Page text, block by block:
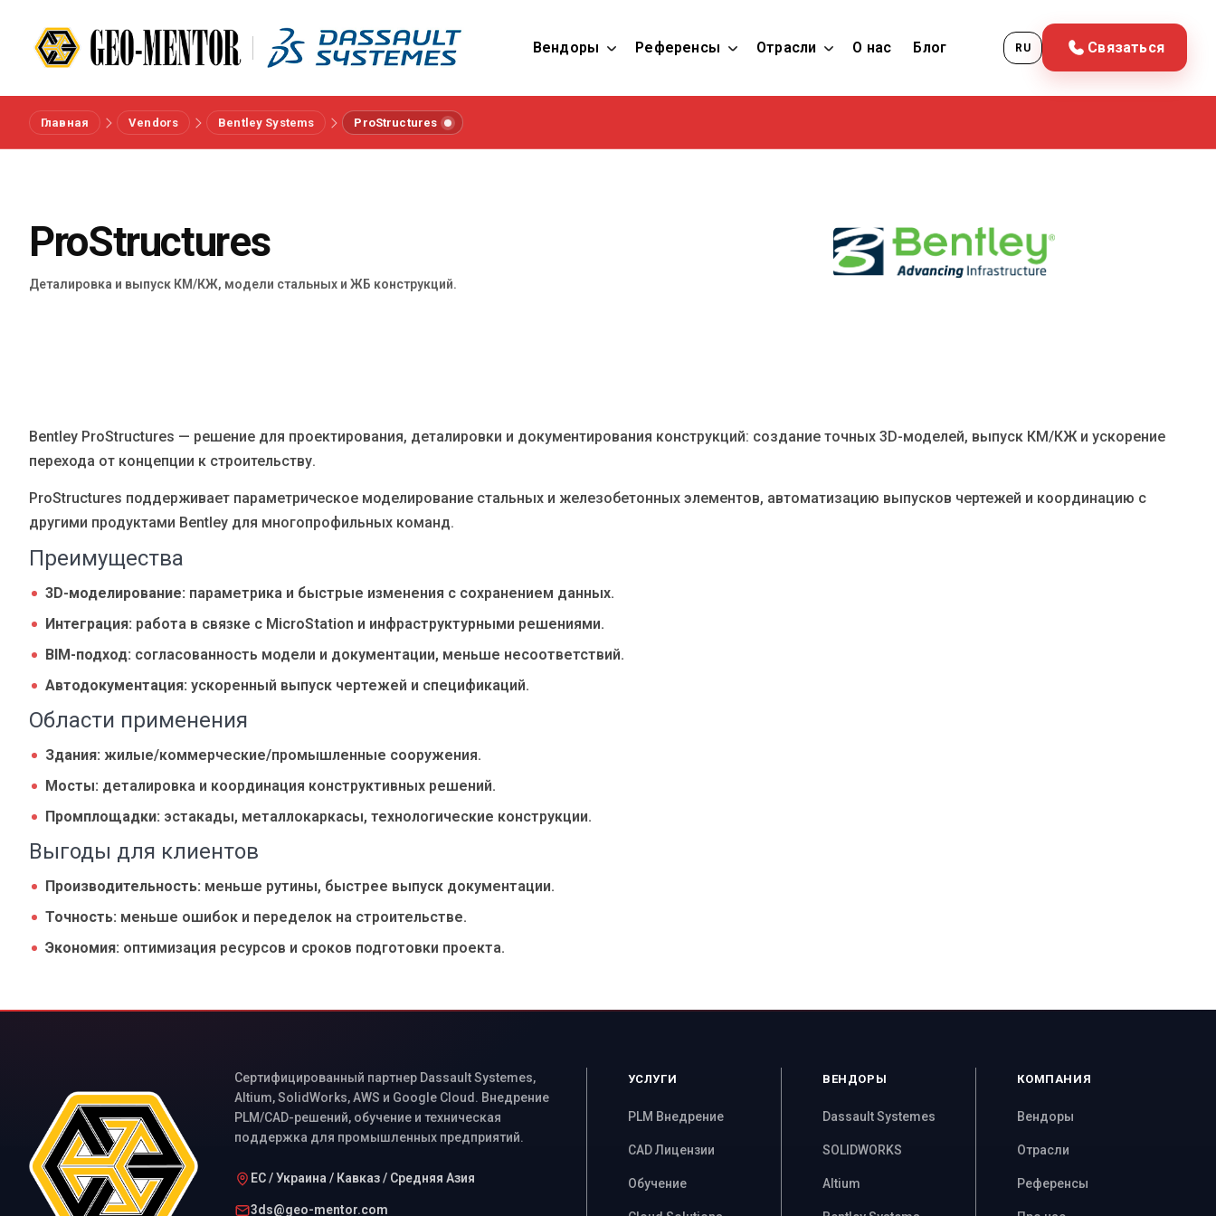
Вендоры Референсы Отрасли О нас Блог RU Связаться
Меню
Референсы
EN UA RU DE IT
Главная Vendors Bentley Systems ProStructures
ProStructures
Деталировка и выпуск КМ/КЖ, модели стальных и ЖБ конструкций.
Bentley ProStructures — решение для проектирования, деталировки и документирования конструкций: создание точных 3D-моделей, выпуск КМ/КЖ и ускорение
перехода от концепции к строительству.
ProStructures поддерживает параметрическое моделирование стальных и железобетонных элементов, автоматизацию выпусков чертежей и координацию с
другими продуктами Bentley для многопрофильных команд.
Преимущества
3D-моделирование: параметрика и быстрые изменения с сохранением данных.
Интеграция: работа в связке с MicroStation и инфраструктурными решениями.
BIM-подход: согласованность модели и документации, меньше несоответствий.
Автодокументация: ускоренный выпуск чертежей и спецификаций.
Области применения
Здания: жилые/коммерческие/промышленные сооружения.
Мосты: деталировка и координация конструктивных решений.
Промплощадки: эстакады, металлокаркасы, технологические конструкции.
Выгоды для клиентов
Производительность: меньше рутины, быстрее выпуск документации.
Точность: меньше ошибок и переделок на строительстве.
Экономия: оптимизация ресурсов и сроков подготовки проекта.
Сертифицированный партнер Dassault Systemes,
Altium, SolidWorks, AWS и Google Cloud. Внедрение
PLM/CAD-решений, обучение и техническая
поддержка для промышленных предприятий.
ЕС / Украина / Кавказ / Средняя Азия
3ds@geo-mentor.com
УСЛУГИ
PLM Внедрение
CAD Лицензии
Обучение
ВЕНДОРЫ
Dassault Systemes
SOLIDWORKS
Altium
КОМПАНИЯ
Вендоры
Отрасли
Референсы